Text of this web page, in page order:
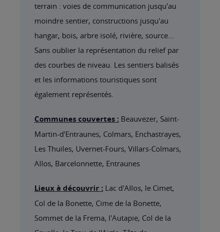
terrain : voies de communication jusqu'au
moindre sentier, constructions jusqu'au
hangar, bois, arbre isolé, rivière, source...
Sans oublier la représentation du relief par
des courbes de niveau. Les sentiers balisés
et les informations touristiques sont
également représentés.
Communes couvertes : Beauvezer, Saint-
Martin-d'Entraunes, Colmars, Enchastrayes,
Les Thuiles, Uvernet-Fours, Villars-Colmars,
Allos, Barcelonnette, Entraunes
Lieux à découvrir : Lac d'Allos, le Cimet,
Col de la Bonette, Cime de la Bonette,
Sommet de la Frema, l'Autapie, Col de la